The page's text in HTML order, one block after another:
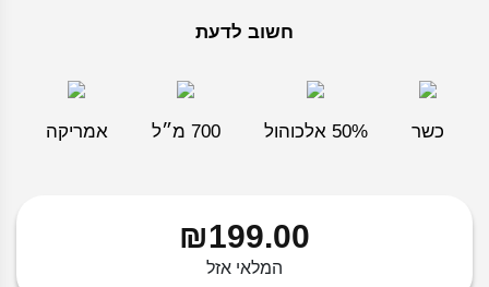
חשוב לדעת
כשר 50% אלכוהול 700 מ״ל אמריקה
₪199.00
המלאי אזל